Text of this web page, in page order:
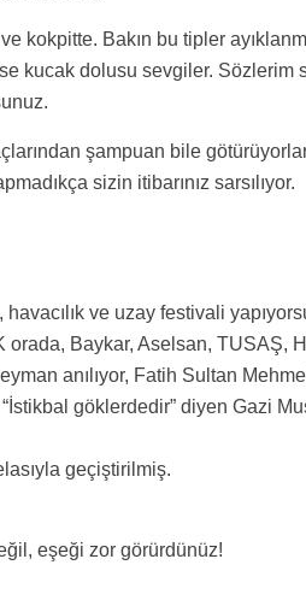
kokpitte. Bakın bu tipler
kucak dolusu sevgiler. Sözlerim
şampuan bile
sizin itibarınız sarsılıyor.
ve uzay festivali
orada, Baykar, Aselsan,
anılıyor, Fatih Sultan
göklerdedir” diyen Gazi
geçiştirilmiş.
eşeği zor görürdünüz!